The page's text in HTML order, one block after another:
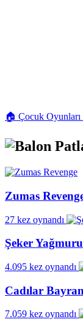
🏠 Çocuk Oyunları
Zumas
27 kez oynandı
Şeker Yağmuru
4.095 kez oynandı
Cadılar
7.059 kez oynandı